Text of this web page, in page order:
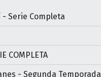
- Serie Completa
COMPLETA
- Segunda Temporada